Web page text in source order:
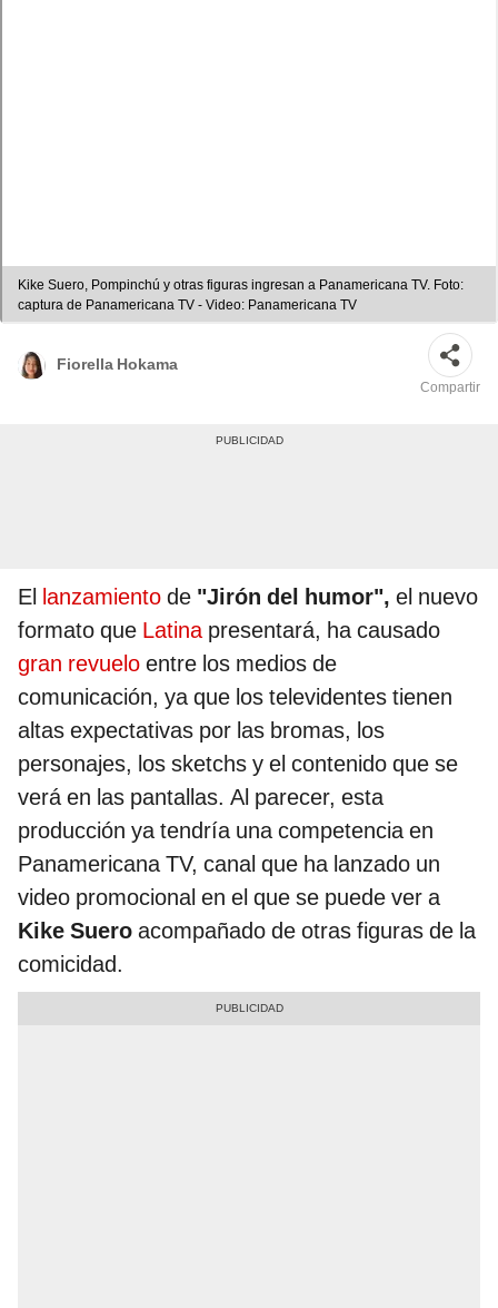
Kike Suero, Pompinchú y otras figuras ingresan a Panamericana TV. Foto:
captura de Panamericana TV - Video: Panamericana TV
Fiorella Hokama
Compartir
El lanzamiento de "Jirón del humor", el nuevo
formato que Latinapresentará, ha causado
gran revuelo entre los medios de
comunicación, ya que los televidentes tienen
altas expectativas por las bromas, los
personajes, los sketchs y el contenido que se
verá en las pantallas. Al parecer, esta
producción ya tendría una competencia en
Panamericana TV, canal que ha lanzado un
video promocional en el que se puede ver a
Kike Suero acompañado de otras figuras de la
comicidad.